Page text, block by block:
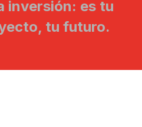
inversión: es tu
tu futuro.